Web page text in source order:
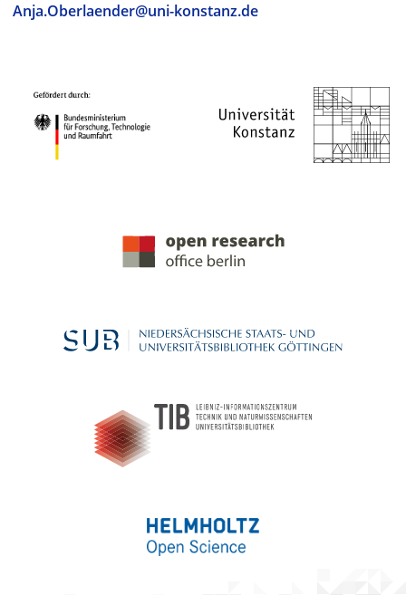
Anja.Oberlaender@uni-konstanz.de